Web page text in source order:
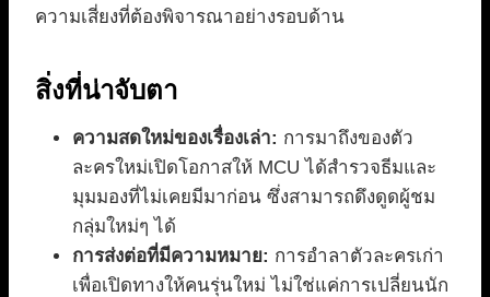
ความเสี่ยงที่ต้องพิจารณาอย่างรอบด้าน
สิ่งที่น่าจับตา
ความสดใหม่ของเรื่องเล่า: การมาถึงของตัว
ละครใหม่เปิดโอกาสให้ MCU ได้สำรวจธีมและ
มุมมองที่ไม่เคยมีมาก่อน ซึ่งสามารถดึงดูดผู้ชม
กลุ่มใหม่ๆ ได้
การส่งต่อที่มีความหมาย: การอำลาตัวละครเก่า
เพื่อเปิดทางให้คนรุ่นใหม่ ไม่ใช่แค่การเปลี่ยนนัก